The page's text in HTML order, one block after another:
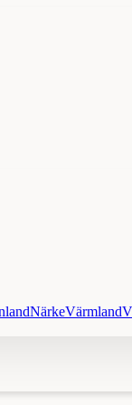
NärkeVärmland